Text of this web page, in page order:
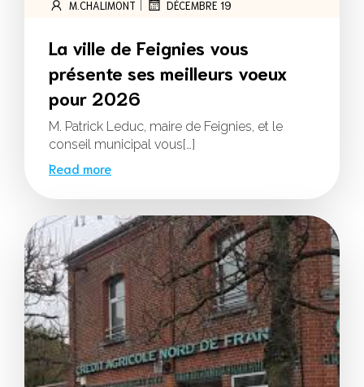
M.CHALIMONT DÉCEMBRE 19
La ville de Feignies vous
présente ses meilleurs voeux
pour 2026
M. Patrick Leduc, maire de Feignies, et le
conseil municipal vous[…]
Read more